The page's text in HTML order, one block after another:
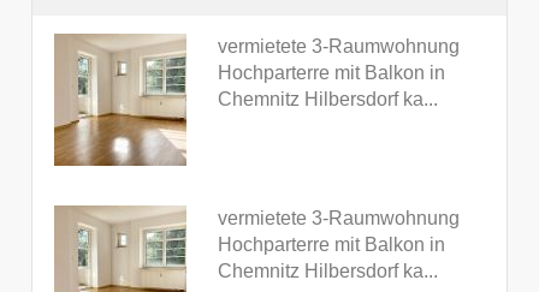
vermietete 3-Raumwohnung
Hochparterre mit Balkon in
Chemnitz Hilbersdorf ka...
vermietete 3-Raumwohnung
Hochparterre mit Balkon in
Chemnitz Hilbersdorf ka...